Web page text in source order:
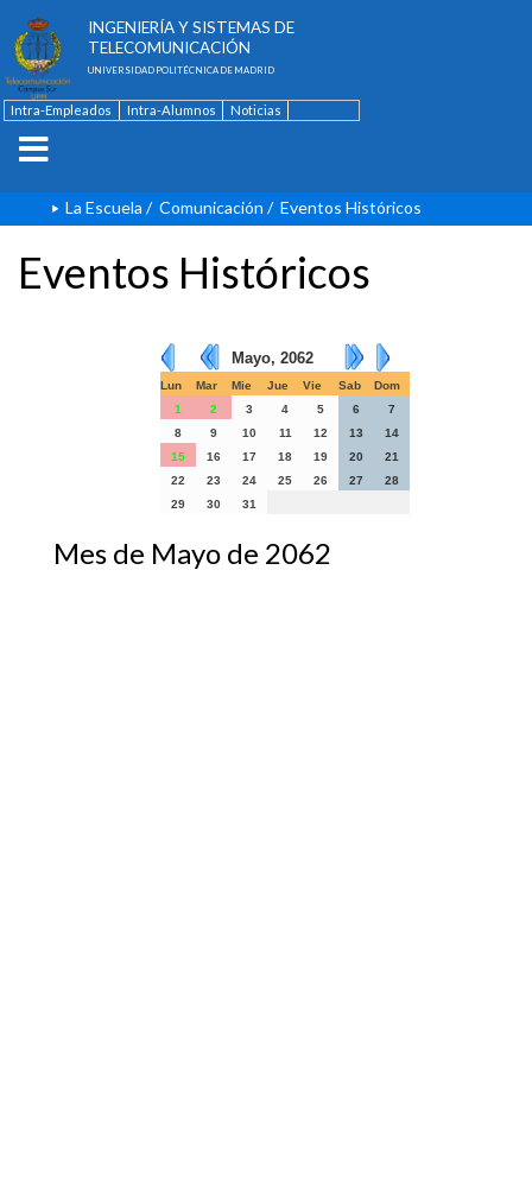
INGENIERÍA Y SISTEMAS DE
TELECOMUNICACIÓN
UNIVERSIDAD POLITÉCNICA DE MADRID
Intra-Empleados Intra-Alumnos
Noticias
La Escuela / Comunicación / Eventos Históricos
Eventos Históricos
Mayo, 2062
Lun Mar Mie Jue Vie Sab
Dom
1
2 3 4 5 6
7
8
9 10 11 12 13
14
15
16 17 18 19 20
21
22
23 24 25 26 27
28
29
30 31
Mes de Mayo de 2062